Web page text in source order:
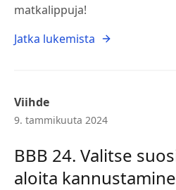
matkalippuja!
Jatka lukemista
Viihde
9. tammikuuta 2024
BBB 24. Valitse
aloita